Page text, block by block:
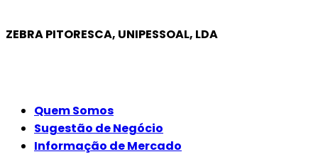
ZEBRA PITORESCA, UNIPESSOAL, LDA
Quem Somos
Sugestão de Negócio
Informação de Mercado